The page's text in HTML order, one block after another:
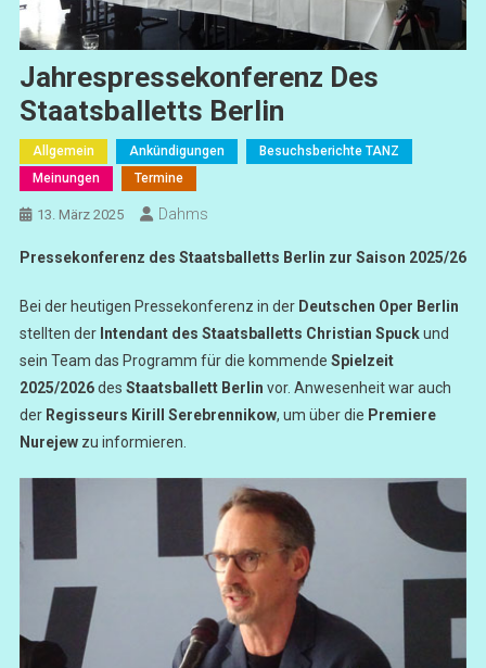
Jahrespressekonferenz Des
Staatsballetts Berlin
Allgemein Ankündigungen
Besuchsberichte TANZ
Meinungen
Termine
13. März 2025 Dahms
Pressekonferenz des Staatsballetts Berlin zur Saison 2025/26
Bei der heutigen Pressekonferenz in der Deutschen Oper Berlin
stellten der Intendant des Staatsballetts Christian Spuckund
sein Team das Programm für die kommende Spielzeit
2025/2026des Staatsballett Berlin vor. Anwesenheit war auch
der Regisseurs Kirill Serebrennikow, um über die Premiere
Nurejewzu informieren.